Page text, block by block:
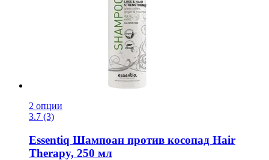
2 опции
3.7 (3)
Essentiq Шампоан против косопад Hair
Therapy, 250 мл